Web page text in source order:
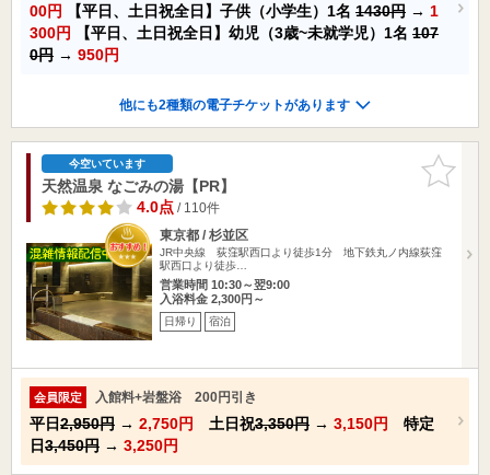
00円
【平日、土日祝全日】子供（小学生）1名 1430円 → 1
300円
【平日、土日祝全日】幼児（3歳~未就学児）1名 107
0円 → 950円
他にも2種類の電子チケットがあります
お気に入
りに追加
今空いています
天然温泉 なごみの湯【PR】
4.0点/ 110件
東京都 / 杉並区
JR中央線 荻窪駅西口より徒歩1分 地下鉄丸ノ内線荻窪
駅西口より徒歩…
営業時間 10:30～翌9:00
入浴料金 2,300円～
日帰り 宿泊
会員限定 入館料+岩盤浴 200円引き
平日2,950円 → 2,750円 土日祝3,350円 → 3,150円
特定
日3,450円 → 3,250円